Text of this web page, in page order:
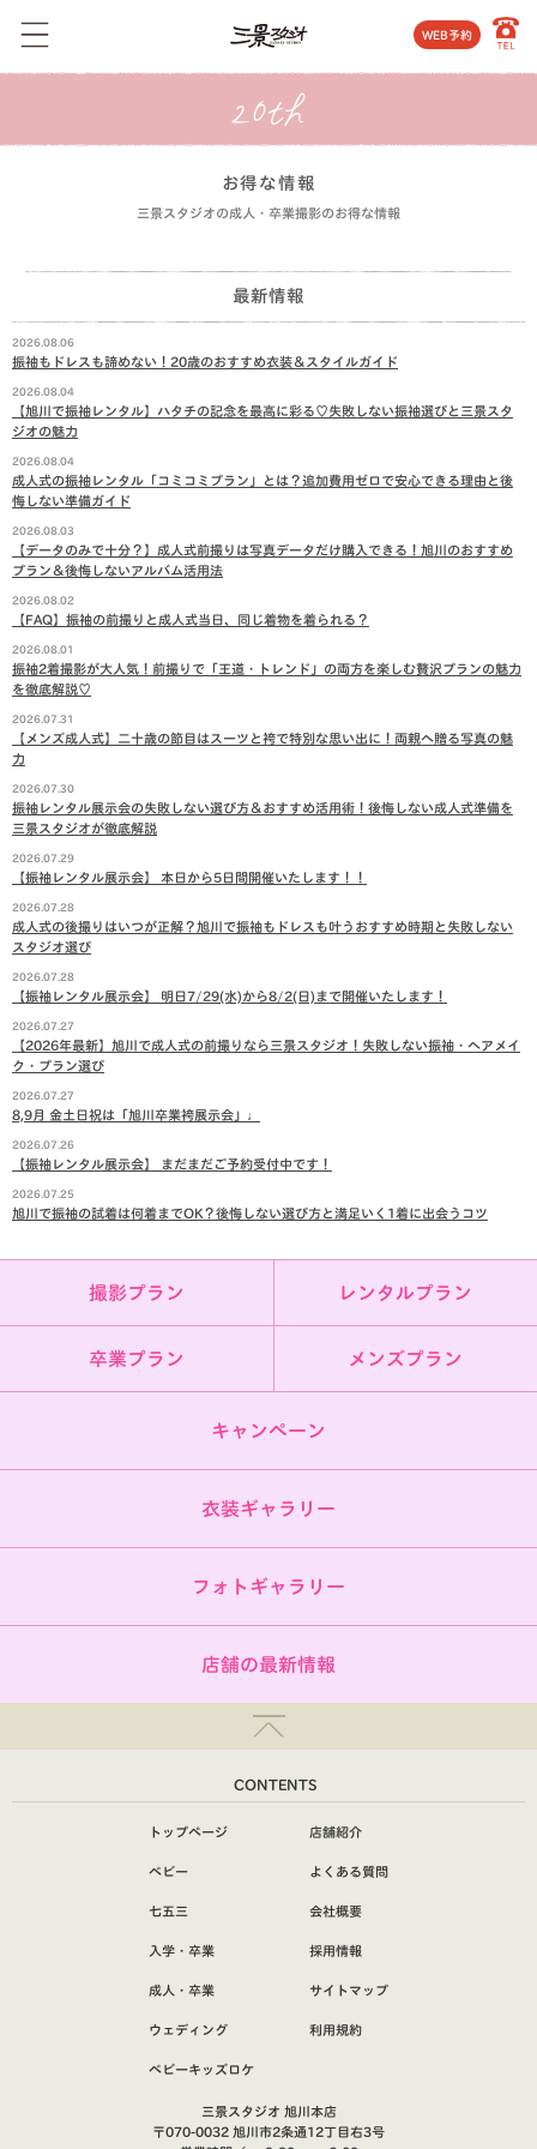
WEB予約
お得な情報
三景スタジオの成人・卒業撮影のお得な情報
最新情報
2026.08.06
振袖もドレスも諦めない！20歳のおすすめ衣装＆スタイルガイド
2026.08.04
【旭川で振袖レンタル】ハタチの記念を最高に彩る♡失敗しない振袖選びと三景スタ
ジオの魅力
2026.08.04
成人式の振袖レンタル「コミコミプラン」とは？追加費用ゼロで安心できる理由と後
悔しない準備ガイド
2026.08.03
【データのみで十分？】成人式前撮りは写真データだけ購入できる！旭川のおすすめ
プラン＆後悔しないアルバム活用法
2026.08.02
【FAQ】振袖の前撮りと成人式当日、同じ着物を着られる？
2026.08.01
振袖2着撮影が大人気！前撮りで「王道・トレンド」の両方を楽しむ贅沢プランの魅力
を徹底解説♡
2026.07.31
【メンズ成人式】二十歳の節目はスーツと袴で特別な思い出に！両親へ贈る写真の魅
力
2026.07.30
振袖レンタル展示会の失敗しない選び方＆おすすめ活用術！後悔しない成人式準備を
三景スタジオが徹底解説
2026.07.29
【振袖レンタル展示会】 本日から5日間開催いたします！！
2026.07.28
成人式の後撮りはいつが正解？旭川で振袖もドレスも叶うおすすめ時期と失敗しない
スタジオ選び
2026.07.28
【振袖レンタル展示会】 明日7/29(水)から8/2(日)まで開催いたします！
2026.07.27
【2026年最新】旭川で成人式の前撮りなら三景スタジオ！失敗しない振袖・ヘアメイ
ク・プラン選び
2026.07.27
8,9月 金土日祝は「旭川卒業袴展示会」♩
2026.07.26
【振袖レンタル展示会】 まだまだご予約受付中です！
2026.07.25
旭川で振袖の試着は何着までOK？後悔しない選び方と満足いく1着に出会うコツ
撮影プラン レンタルプラン
卒業プラン メンズプラン
キャンペーン
衣装ギャラリー
フォトギャラリー
店舗の最新情報
CONTENTS
トップページ
ベビー
七五三
入学・卒業
成人・卒業
ウェディング
ベビーキッズロケ
店舗紹介
よくある質問
会社概要
採用情報
サイトマップ
利用規約
三景スタジオ 旭川本店
〒070-0032 旭川市2条通12丁目右3号